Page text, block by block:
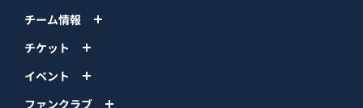
チーム情報
チケット
イベント
ファンクラブ